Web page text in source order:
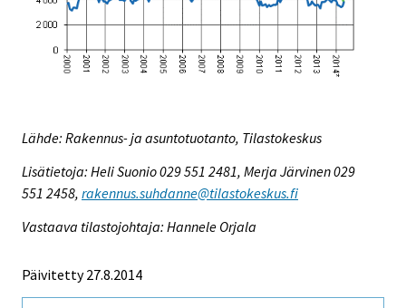
Lähde: Rakennus- ja asuntotuotanto, Tilastokeskus
Lisätietoja: Heli Suonio 029 551 2481, Merja Järvinen 029
551 2458, rakennus.suhdanne@tilastokeskus.fi
Vastaava tilastojohtaja: Hannele Orjala
Päivitetty 27.8.2014